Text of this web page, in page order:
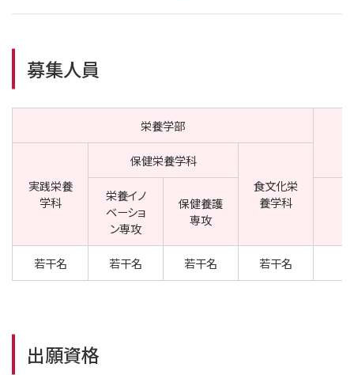
募集人員
栄養学部
実践栄養
学科
保健栄養学科
食文化栄
養学科
栄養イノ
ベーショ
ン専攻
保健養護
専攻
若干名 若干名 若干名 若干名
出願資格